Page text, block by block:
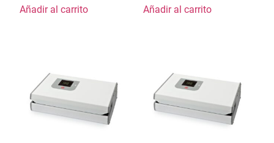
Añadir al carrito Añadir al carrito